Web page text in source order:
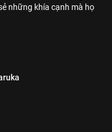
những khía cạnh mà họ